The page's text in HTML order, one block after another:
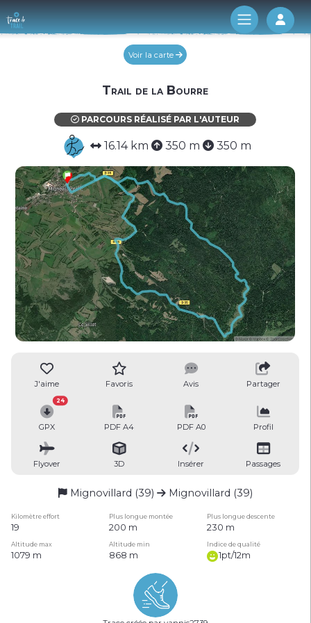
Log
Voir la carte
Trail de la Bourre
PARCOURS RÉALISÉ PAR L'AUTEUR
16.14 km 350 m 350 m
J'aime Favoris Avis Partager
GPX
24
PDF A4 PDF A0 Profil
Flyover 3D Insérer Passages
Mignovillard (39) Mignovillard (39)
Kilomètre effort Plus longue montée Plus longue descente
19 200 m 230 m
Altitude max Altitude min Indice de qualité
1079 m 868 m 1pt/12m